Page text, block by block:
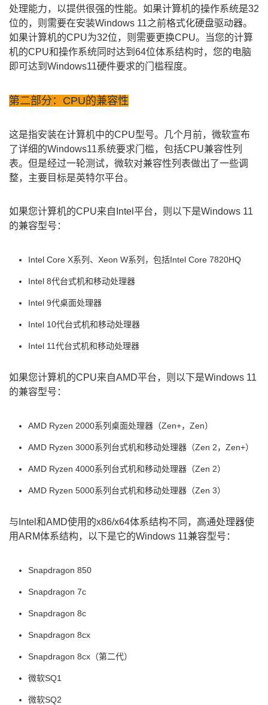
处理能力，以提供很强的性能。如果计算机的操作系统是32
位的，则需要在安装Windows 11之前格式化硬盘驱动器。
如果计算机的CPU为32位，则需要更换CPU。当您的计算
机的CPU和操作系统同时达到64位体系结构时，您的电脑
即可达到Windows11硬件要求的门槛程度。
第二部分：CPU的兼容性
这是指安装在计算机中的CPU型号。几个月前，微软宣布
了详细的Windows11系统要求门槛，包括CPU兼容性列
表。但是经过一轮测试，微软对兼容性列表做出了一些调
整，主要目标是英特尔平台。
如果您计算机的CPU来自Intel平台，则以下是Windows 11
的兼容型号：
Intel Core X系列、Xeon W系列，包括Intel Core 7820HQ
Intel 8代台式机和移动处理器
Intel 9代桌面处理器
Intel 10代台式机和移动处理器
Intel 11代台式机和移动处理器
如果您计算机的CPU来自AMD平台，则以下是Windows 11
的兼容型号：
AMD Ryzen 2000系列桌面处理器（Zen+，Zen）
AMD Ryzen 3000系列台式机和移动处理器（Zen 2，Zen+）
AMD Ryzen 4000系列台式机和移动处理器（Zen 2）
AMD Ryzen 5000系列台式机和移动处理器（Zen 3）
与Intel和AMD使用的x86/x64体系结构不同，高通处理器使
用ARM体系结构，以下是它的Windows 11兼容型号：
Snapdragon 850
Snapdragon 7c
Snapdragon 8c
Snapdragon 8cx
Snapdragon 8cx（第二代）
微软SQ1
微软SQ2